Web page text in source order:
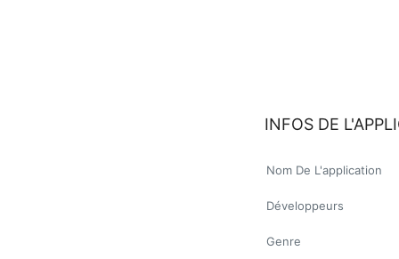
INFOS DE
Nom De L'application
Développeurs
Genre